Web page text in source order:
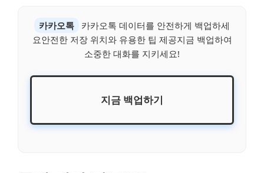
카카오톡
카카오톡 데이터를 안전하게 백업하세
요안전한 저장 위치와 유용한 팁 제공지금 백업하여
소중한 대화를 지키세요!
지금 백업하기